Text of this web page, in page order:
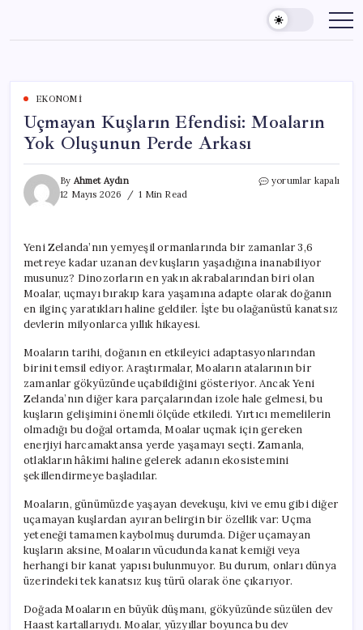
content
EKONOMI
Uçmayan Kuşların Efendisi: Moaların
Yok Oluşunun Perde Arkası
By Ahmet Aydın
12 Mayıs 2026
1 Min Read
Uçmayan
Oluşunun
Perde
Arkası
için
yorumlar kapalı
Yeni Zelanda’nın yemyeşil ormanlarında bir zamanlar 3,6
metreye kadar uzanan dev kuşların yaşadığına inanabiliyor
musunuz? Dinozorların en yakın akrabalarından biri olan
Moalar, uçmayı bırakıp kara yaşamına adapte olarak doğanın
en ilginç yaratıkları haline geldiler. İşte bu olağanüstü kanatsız
devlerin milyonlarca yıllık hikayesi.
Moaların tarihi, doğanın en etkileyici adaptasyonlarından
birini temsil ediyor. Araştırmalar, Moaların atalarının bir
zamanlar gökyüzünde uçabildiğini gösteriyor. Ancak Yeni
Zelanda’nın diğer kara parçalarından izole hale gelmesi, bu
kuşların gelişimini önemli ölçüde etkiledi. Yırtıcı memelilerin
olmadığı bu doğal ortamda, Moalar uçmak için gereken
enerjiyi harcamaktansa yerde yaşamayı seçti. Zamanla,
otlakların hâkimi haline gelerek adanın ekosistemini
şekillendirmeye başladılar.
Moaların, günümüzde yaşayan devekuşu, kivi ve emu gibi diğer
uçamayan kuşlardan ayıran belirgin bir özellik var: Uçma
yeteneği tamamen kaybolmuş durumda. Diğer uçamayan
kuşların aksine, Moaların vücudunda kanat kemiği veya
herhangi bir kanat yapısı bulunmuyor. Bu durum, onları dünya
üzerindeki tek kanatsız kuş türü olarak öne çıkarıyor.
Doğada Moaların en büyük düşmanı, gökyüzünde süzülen dev
Haast kartallarıydı. Moalar, yüzyıllar boyunca bu dev